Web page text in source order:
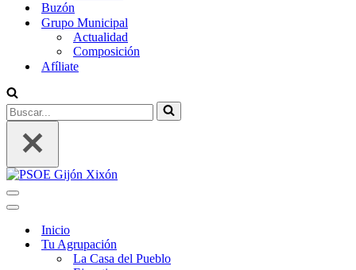
Buzón
Grupo Municipal
Actualidad
Composición
Afíliate
Buscar...
Menú
de
Menú
navegación
Inicio
Tu Agrupación
La Casa del Pueblo